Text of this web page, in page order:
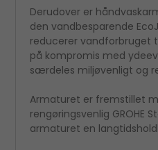
Derudover er
den vandbesparende
reducerer vandforbruget
på kompromis med
særdeles miljøvenligt og
Armaturet er fremstillet
rengøringsvenlig GROHE
armaturet en